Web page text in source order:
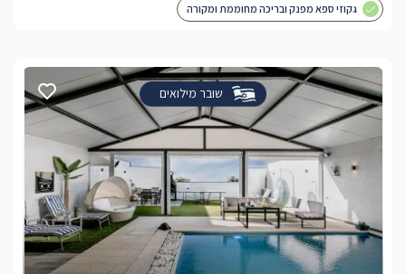
גקוזי ספא מפנק ובריכה מחוממת ומקורה
שובר מילואים